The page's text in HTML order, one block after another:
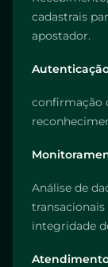
cadastrais
apostador.
confirmação
Análise de
transacionais
integridade